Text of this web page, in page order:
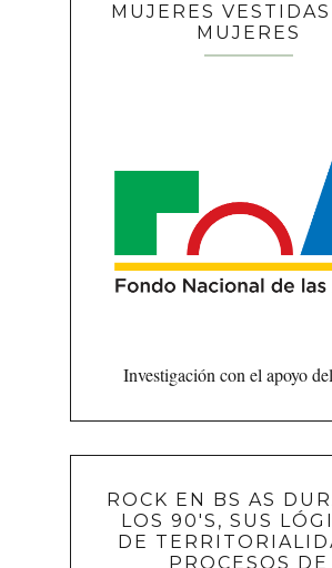
MUJERES
MUJERES
Investigación con el apoyo
ROCK EN BS AS
LOS 90'S, SUS
DE
PROCESOS DE